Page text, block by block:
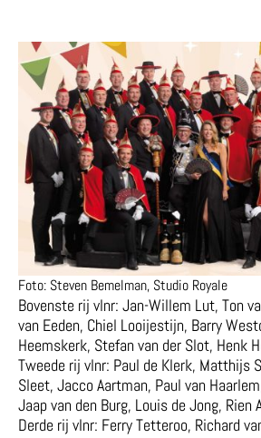
Foto: Steven Bemelman, Studio Royale
Bovenste rij vlnr: Jan-Willem Lut, Ton
van Eeden, Chiel Looijestijn, Barry
Heemskerk, Stefan van der Slot, Henk
Tweede rij vlnr: Paul de Klerk, Matthijs
Sleet, Jacco Aartman, Paul van
Jaap van den Burg, Louis de Jong, Rien
Derde rij vlnr: Ferry Tetteroo, Richard